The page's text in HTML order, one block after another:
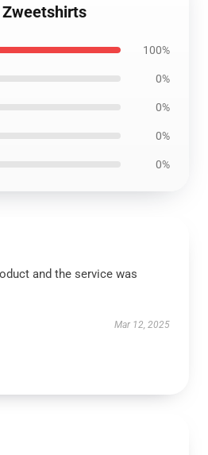
Zweetshirts
100%
0%
0%
0%
0%
and the service was
Mar 12, 2025